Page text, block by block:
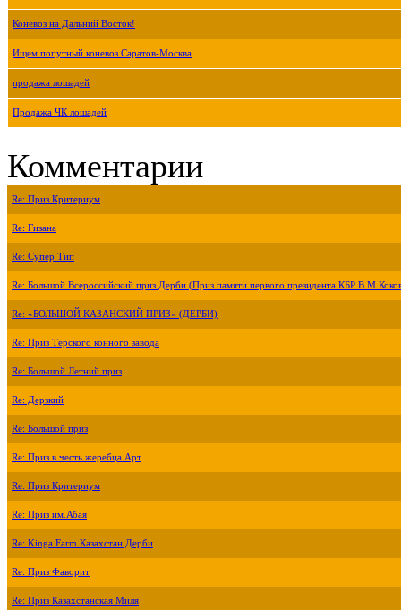
Коневоз на Дальний Восток!
Ищем попутный коневоз Саратов-Москва
продажа лошадей
Продажа ЧК лошадей
Комментарии
Re: Приз Критериум
Re: Гизана
Re: Супер Тип
Re: Большой Всероссийский приз Дерби (Приз памяти первого президента КБР
Re: «БОЛЬШОЙ КАЗАНСКИЙ ПРИЗ» (ДЕРБИ)
Re: Приз Терского конного завода
Re: Большой Летний приз
Re: Дерзкий
Re: Большой приз
Re: Приз в честь жеребца Арт
Re: Приз Критериум
Re: Приз им.Абая
Re: Kinga Farm Казахстан Дерби
Re: Приз Фаворит
Re: Приз Казахстанская Миля